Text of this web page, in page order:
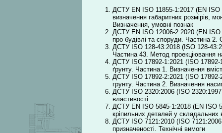
ДСТУ EN ISO 11855-1:2017 (EN ISO
визначення габаритних розмірів,
Визначення, умовні познак
ДСТУ EN ISO 12006-2:2020 (EN ISO
про будівлі та споруди. Частина 2.
ДСТУ ISO 128-43:2018 (ISO 128-
Частина 43. Метод проекціювання
ДСТУ ISO 17892-1:2021 (ISO 17892-
ґрунту. Частина 1. Визначення
ДСТУ ISO 17892-2:2021 (ISO 17892-
грунту. Частина 2. Визначення
ДСТУ ISO 2320:2006 (ISO 2320:1997,
властивості
ДСТУ EN ISO 5845-1:2018 (EN ISO
кріпильних деталей у
ДСТУ ISO 7121:2010 (ISO
призначеності. Технічні вимоги